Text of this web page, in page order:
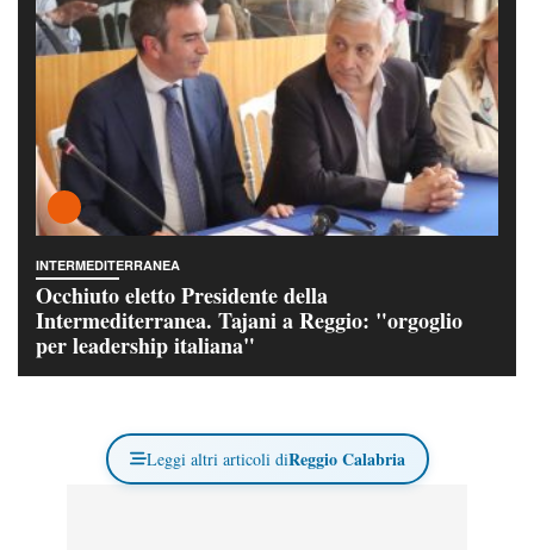
INTERMEDITERRANEA
Occhiuto eletto Presidente della
Intermediterranea. Tajani a Reggio: "orgoglio
per leadership italiana"
Leggi altri articoli diReggio Calabria